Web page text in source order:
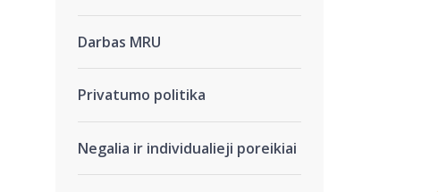
Darbas MRU
Privatumo politika
Negalia ir individualieji poreikiai